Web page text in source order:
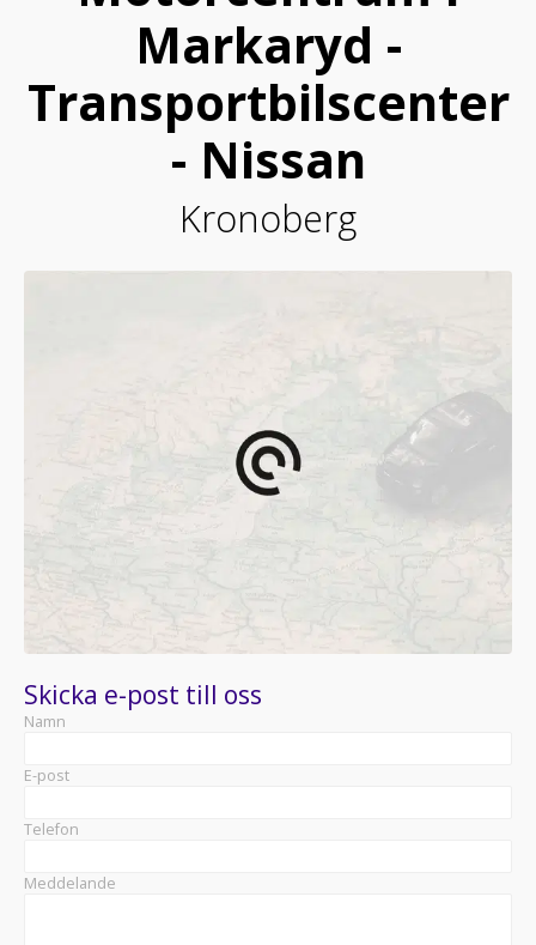
Markaryd -
Transportbilscenter
- Nissan
Kronoberg
Skicka e-post till oss
Namn
E-post
Telefon
Meddelande